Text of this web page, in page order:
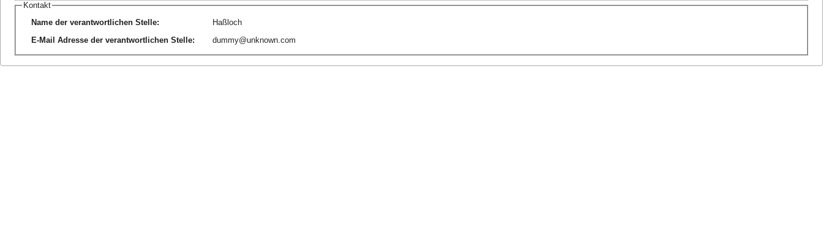
Kontakt
Name der verantwortlichen Stelle:
Haßloch
E-Mail Adresse der verantwortlichen Stelle: dummy@unknown.com